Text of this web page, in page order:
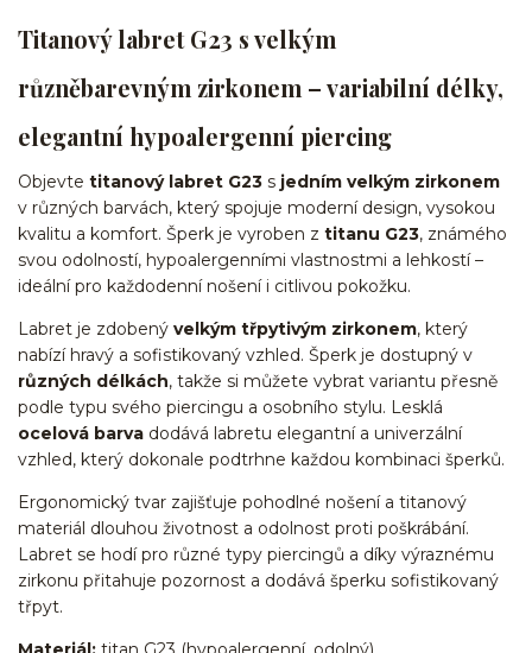
Titanový labret G23 s velkým
různěbarevným zirkonem – variabilní délky,
elegantní hypoalergenní piercing
Objevte titanový labret G23 s jedním velkým zirkonem
v různých barvách, který spojuje moderní design, vysokou
kvalitu a komfort. Šperk je vyroben z titanu G23, známého
svou odolností, hypoalergenními vlastnostmi a lehkostí –
ideální pro každodenní nošení i citlivou pokožku.
Labret je zdobený velkým třpytivým zirkonem, který
nabízí hravý a sofistikovaný vzhled. Šperk je dostupný v
různých délkách, takže si můžete vybrat variantu přesně
podle typu svého piercingu a osobního stylu. Lesklá
ocelová barva dodává labretu elegantní a univerzální
vzhled, který dokonale podtrhne každou kombinaci šperků.
Ergonomický tvar zajišťuje pohodlné nošení a titanový
materiál dlouhou životnost a odolnost proti poškrábání.
Labret se hodí pro různé typy piercingů a díky výraznému
zirkonu přitahuje pozornost a dodává šperku sofistikovaný
třpyt.